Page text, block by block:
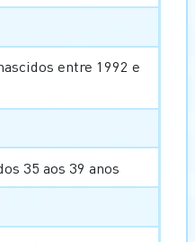
entre 1992 e
35 aos 39 anos